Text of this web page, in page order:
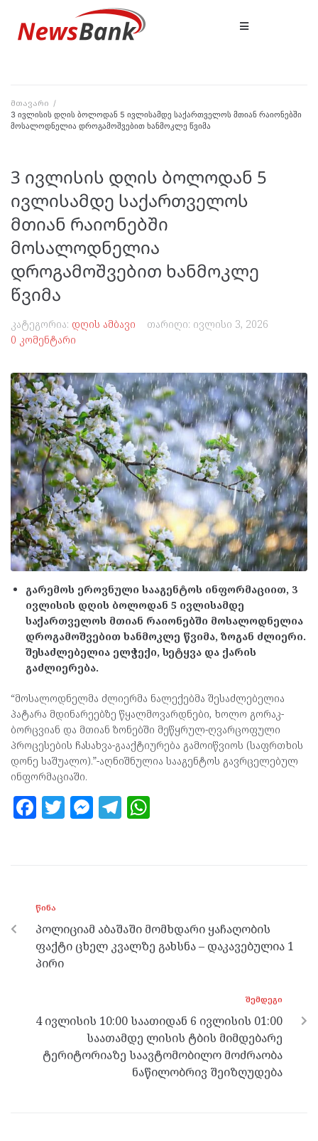
მთავარი /
3 ივლისის დღის ბოლოდან 5 ივლისამდე საქართველოს მთიან რაიონებში
მოსალოდნელია დროგამოშვებით ხანმოკლე წვიმა
3 ივლისის დღის ბოლოდან 5
ივლისამდე საქართველოს
მთიან რაიონებში
მოსალოდნელია
დროგამოშვებით ხანმოკლე
წვიმა
კატეგორია: დღის ამბავი თარიღი: ივლისი 3, 2026
0 კომენტარი
გარემოს ეროვნული სააგენტოს ინფორმაციით, 3
ივლისის დღის ბოლოდან 5 ივლისამდე
საქართველოს მთიან რაიონებში მოსალოდნელია
დროგამოშვებით ხანმოკლე წვიმა, ზოგან ძლიერი.
შესაძლებელია ელჭექი, სეტყვა და ქარის
გაძლიერება.
“მოსალოდნელმა ძლიერმა ნალექებმა შესაძლებელია
პატარა მდინარეებზე წყალმოვარდნები, ხოლო გორაკ-
ბორცვიან და მთიან ზონებში მეწყრულ-ღვარცოფული
პროცესების ჩასახვა-გააქტიურება გამოიწვიოს (საფრთხის
დონე საშუალო).”-აღნიშნულია სააგენტოს გავრცელებულ
ინფორმაციაში.
F
o
o
k
T M
er
T
m p
p
ᲬᲘᲜᲐ
პოლიციამ აბაშაში მომხდარი ყაჩაღობის
ფაქტი ცხელ კვალზე გახსნა – დაკავებულია 1
პირი
ᲨᲔᲛᲓᲔᲒᲘ
4 ივლისის 10:00 საათიდან 6 ივლისის 01:00
საათამდე ლისის ტბის მიმდებარე
ტერიტორიაზე საავტომობილო მოძრაობა
ნაწილობრივ შეიზღუდება